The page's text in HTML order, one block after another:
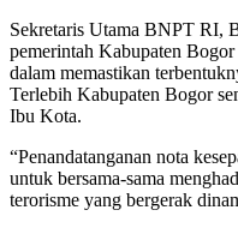
Sekretaris Utama BNPT RI,
pemerintah Kabupaten
dalam memastikan
Terlebih Kabupaten Bogor
Ibu Kota.
“Penandatanganan nota
untuk bersama-sama
terorisme yang bergerak